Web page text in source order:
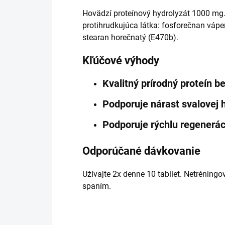
Hovädzí proteínový hydrolyzát 1000
protihrudkujúca látka: fosforečnan
stearan horečnatý (E470b).
Kľúčové výhody
Kvalitný prírodný proteín
Podporuje nárast svalovej
Podporuje rýchlu
Odporúčané dávkovanie
Užívajte 2x denne 10 tabliet.
spaním.